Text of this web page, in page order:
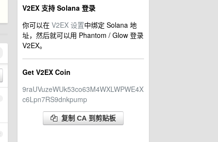
V2EX 支持 Solana 登录
你可以在 V2EX 设置中绑定 Solana 地
址，然后就可以用 Phantom / Glow 登录
V2EX。
Get V2EX Coin
9raUVuzeWUk53co63M4WXLWPWE4X
c6Lpn7RS9dnkpump
复制 CA 到剪贴板